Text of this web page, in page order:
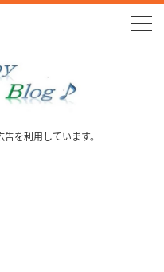
を利用しています。